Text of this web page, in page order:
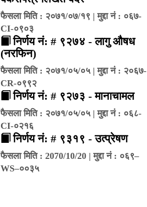
फैसला मिति : २०७१/०७/१९ | मुद्दा नं : ०६७-
CI-०९०३
निर्णय नं: # ९२७४ - लागु औषध
(नरफिन)
फैसला मिति : २०७१/०५/०५ | मुद्दा नं : २०६७-
CR-०९९२
निर्णय नं: # ९२७३ - मानाचामल
फैसला मिति : २०७१/०५/०५ | मुद्दा नं : ०६८-
CI-०२१६
निर्णय नं: # ९३१९ - उत्प्रेषण
फैसला मिति : 2070/10/20 | मुद्दा नं : ०६९–
WS–००३५